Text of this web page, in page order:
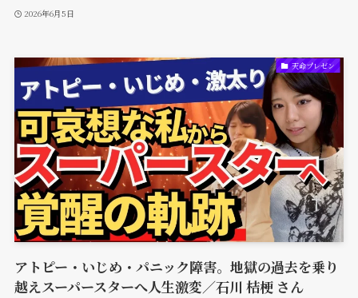
2026年6月5日
天命プレゼン
アトピー・いじめ・パニック障害。地獄の過去を乗り
越えスーパースターへ人生激変／石川 桔梗 さん